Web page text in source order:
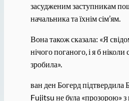
засудженим заступникам
начальника та їхнім сім’ям.
Вона також сказала: «Я
нічого поганого, і я б ніколи
зробила».
ван ден Богерд підтвердила
Fujitsu не була «прозорою»